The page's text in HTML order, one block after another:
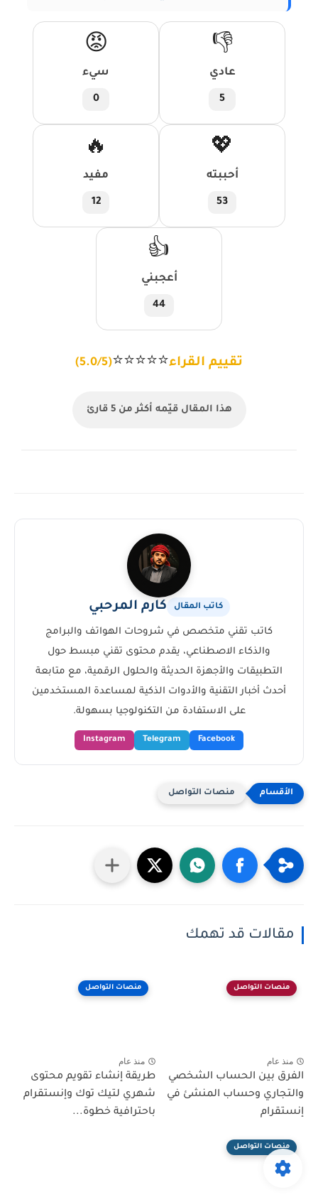
😡
سيء
0
👎
عادي
5
🔥
مفيد
12
💖
أحببته
53
👍
أعجبني
44
تقييم القراء ⭐⭐⭐⭐⭐
(5.0/5)
هذا المقال قيّمه أكثر من 5 قارئ
كاتب المقال كارم المرحبي
كاتب تقني متخصص في شروحات الهواتف والبرامج
والذكاء الاصطناعي، يقدم محتوى تقني مبسط حول
التطبيقات والأجهزة الحديثة والحلول الرقمية، مع متابعة
أحدث أخبار التقنية والأدوات الذكية لمساعدة المستخدمين
على الاستفادة من التكنولوجيا بسهولة.
Facebook
Telegram
Instagram
منصات التواصل
مقالات قد تهمك
منصات التواصل
منذ عام
الفرق بين الحساب الشخصي
والتجاري وحساب المنشئ في
إنستقرام
منصات التواصل
منذ عام
طريقة إنشاء تقويم محتوى
شهري لتيك توك وإنستقرام
باحترافية خطوة...
منصات التواصل